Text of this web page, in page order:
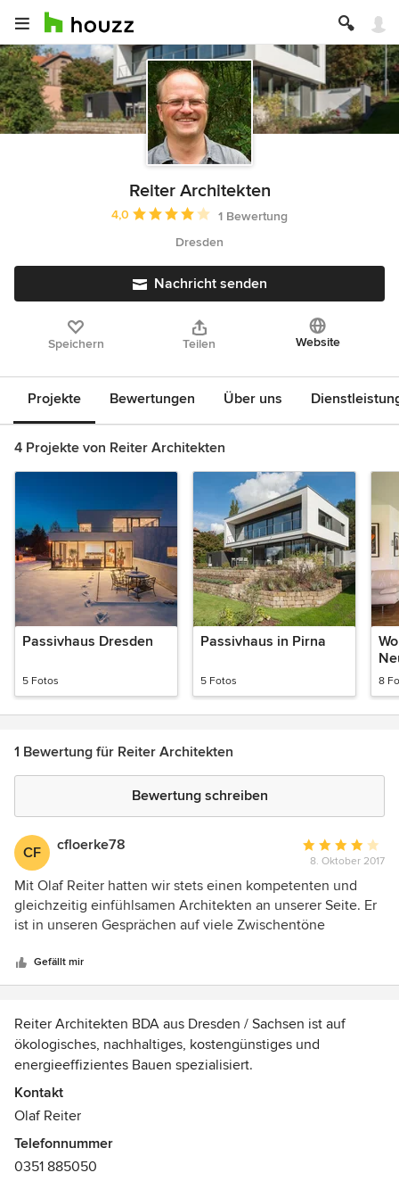
Reiter Architekten
Durchschnittliche Bewertung: 4 von 5 Sternen
4,0
1 Bewertung
Dresden
Nachricht senden
Speichern Teilen Website
Projekte Bewertungen Über uns
4 Projekte von Reiter Architekten
Passivhaus Dresden
5 Fotos
Passivhaus in Pirna
5 Fotos 8
1 Bewertung für Reiter Architekten
Bewertung schreiben
CF cfloerke78
Bewertung:
4
von
5
8. Oktober 2017
Mit Olaf Reiter hatten wir stets einen kompetenten und
gleichzeitig einfühlsamen Architekten an unserer Seite. Er
ist in unseren Gesprächen auf viele Zwischentöne
Einfamilienhaus noch besser gemacht haben. Vollste
Empfehlung!
Gefällt mir
Reiter Architekten BDA aus Dresden / Sachsen ist auf
ökologisches, nachhaltiges, kostengünstiges und
energieeffizientes Bauen spezialisiert.
Unsere Kernkompetenz als Architekturbüro:
Niedrigstenergiehaus oder Passivhaus in Dresden und
Sachsen.
Kontakt
Olaf Reiter
Telefonnummer
0351 885050